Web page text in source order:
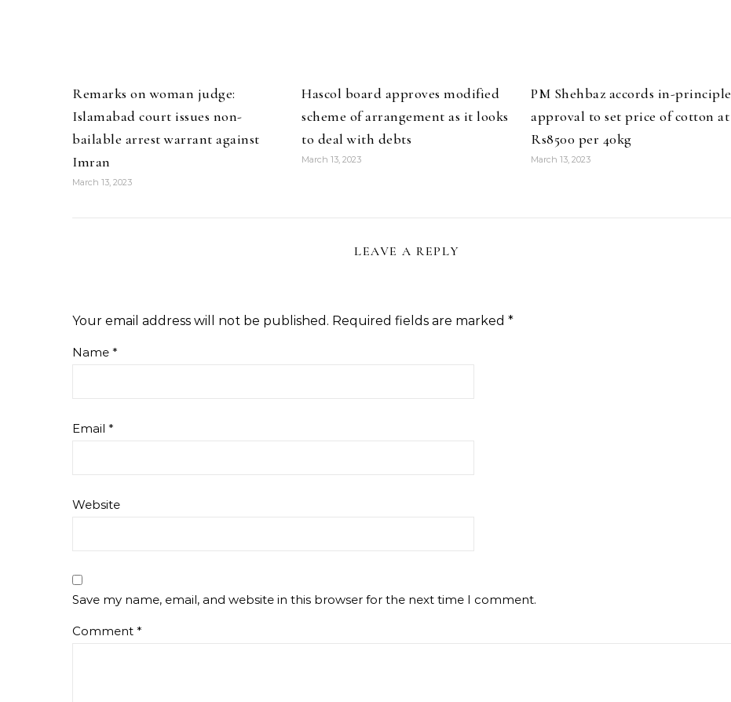
Remarks on woman judge:
Islamabad court issues non-
bailable arrest warrant against
Imran
March 13, 2023
Hascol board approves modified
scheme of arrangement as it looks
to deal with debts
March 13, 2023
PM Shehbaz accords in-principle
approval to set price of cotton at
Rs8500 per 40kg
March 13, 2023
LEAVE A REPLY
Your email address will not be published. Required fields are marked *
Name *
Email *
Website
Save my name, email, and website in this browser for the next time I comment.
Comment *